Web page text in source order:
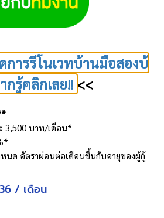
การรีโนเวทบ้านมือสองบ้
รู้คลิกเลย!! <<
3,500 บาท/เดือน*
นด อัตราผ่อนต่อเดือนขึ้นกับอายุของผู้กู้
/ เดือน